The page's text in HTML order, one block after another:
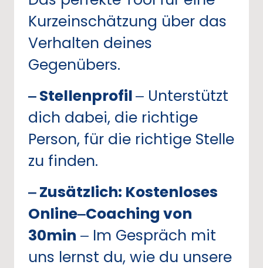
Kurzeinschätzung über
Verhalten
Gegenübers.
‒Stellenprofil ‒
dich dabei, die
Person, für die richtige
zu finden.
‒Zusätzlich:
Online‒Coaching
30min ‒ Im Gespräch
uns lernst du, wie du